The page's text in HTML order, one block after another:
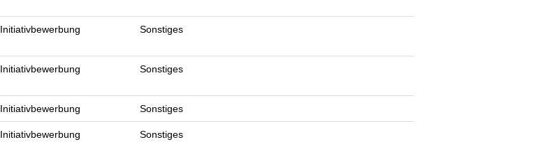
Initiativbewerbung Sonstiges
Initiativbewerbung Sonstiges
Initiativbewerbung Sonstiges
Initiativbewerbung Sonstiges